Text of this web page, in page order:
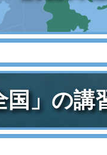
国」の